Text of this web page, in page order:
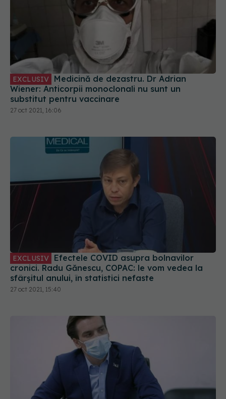
EXCLUSIV
Wiener: Anticorpii monoclonali nu sunt un
substitut pentru vaccinare
27 oct 2021, 16:06
EXCLUSIV
cronici. Radu Gănescu, COPAC: le vom vedea la
sfârșitul anului, în statistici nefaste
27 oct 2021, 15:40